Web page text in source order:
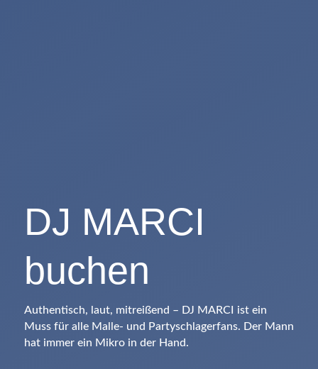
DJ MARCI
buchen
Authentisch, laut, mitreißend – DJ MARCI ist ein
Muss für alle Malle- und Partyschlagerfans. Der Mann
hat immer ein Mikro in der Hand.